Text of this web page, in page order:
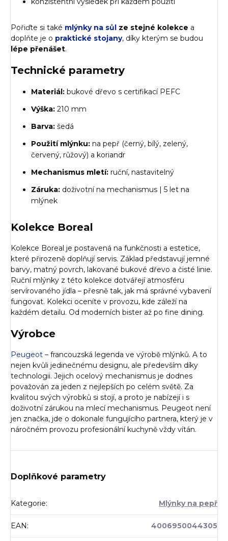
Pořiďte si také mlýnky na sůl ze stejné kolekce a
doplňte je o praktické stojany, díky kterým se budou
lépe přenášet.
Technické parametry
Materiál: bukové dřevo s certifikací PEFC
Výška: 210 mm
Barva: šedá
Použití mlýnku: na pepř (černý, bílý, zelený,
červený, růžový) a koriandr
Mechanismus mletí: ruční, nastavitelný
Záruka: doživotní na mechanismus | 5 let na
mlýnek
Kolekce Boreal
Kolekce Boreal je postavená na funkčnosti a estetice,
které přirozeně doplňují servis. Základ představují jemné
barvy, matný povrch, lakované bukové dřevo a čisté linie.
Ruční mlýnky z této kolekce dotvářejí atmosféru
servírovaného jídla – přesně tak, jak má správné vybavení
fungovat. Kolekci oceníte v provozu, kde záleží na
každém detailu. Od moderních bister až po fine dining.
Výrobce
Peugeot – francouzská legenda ve výrobě mlýnků. A to
nejen kvůli jedinečnému designu, ale především díky
technologii. Jejich ocelový mechanismus je dodnes
považován za jeden z nejlepších po celém světě. Za
kvalitou svých výrobků si stojí, a proto je nabízejí i s
doživotní zárukou na mlecí mechanismus. Peugeot není
jen značka, jde o dokonale fungujícího partnera, který je v
náročném provozu profesionální kuchyně vždy vítán.
Doplňkové parametry
Kategorie: Mlýnky na pepř
EAN: 4006950044305